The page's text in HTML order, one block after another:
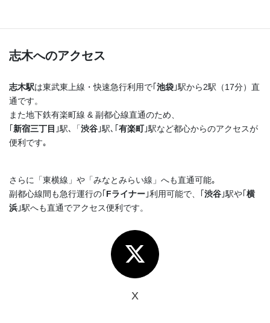
志木へのアクセス
志木駅は東武東上線・快速急行利用で｢ 池袋 ｣駅から2駅（17分）直
通です。
また地下鉄有楽町線 & 副都心線直通のため、
新宿三丁目 ｣駅､「渋谷 ｣駅､｢ 有楽町｣駅など都心からのアクセスが
便利です｡
さらに「東横線」や「みなとみらい線」へも直通可能｡
副都心線間も急行運行の｢ Fライナー ｣利用可能で、｢ 渋谷 ｣駅や｢ 横
浜 ｣駅へも直通でアクセス便利です。
X